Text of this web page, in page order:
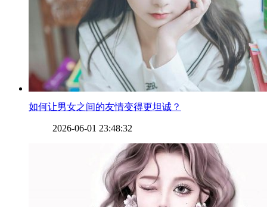
​如何让男女之间的友情变得更坦诚？
2026-06-01 23:48:32